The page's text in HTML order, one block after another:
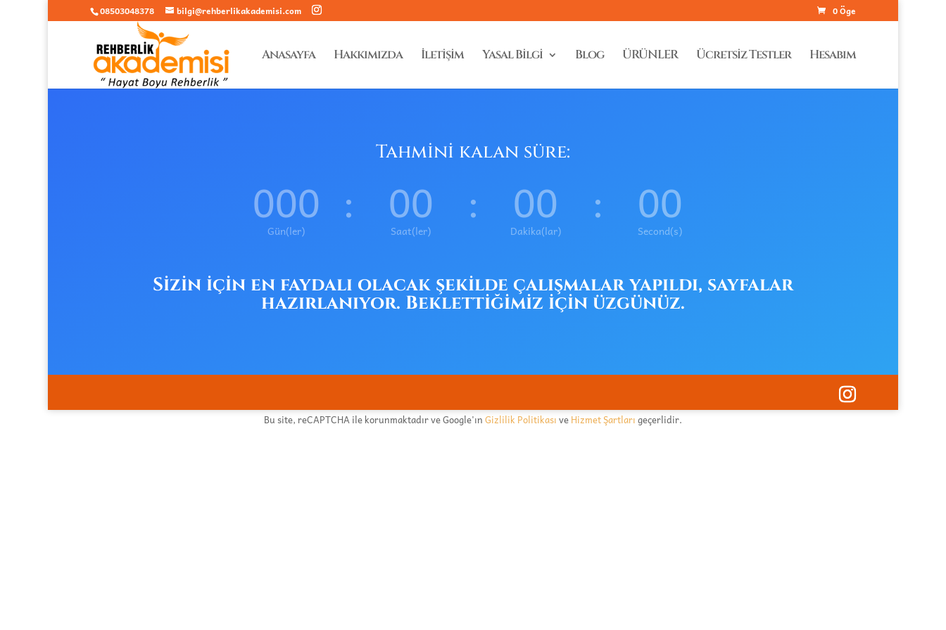
08503048378 bilgi@rehberlikakademisi.com 0 Öge
Anasayfa Hakkımızda İletişim Yasal Bilgi Blog ÜRÜNLER Ücretsiz Testler Hesabım
Tahmini kalan süre:
000
Gün(ler) : 00
Saat(ler) : 00
Dakika(lar) : 00
Second(s)
Sizin için en faydalı olacak şekilde çalışmalar yapıldı, sayfalar
hazırlanıyor. Beklettiğimiz için üzgünüz.
Bu site, reCAPTCHA ile korunmaktadır ve Google'ınGizlilik PolitikasıveHizmet Şartlarıgeçerlidir.